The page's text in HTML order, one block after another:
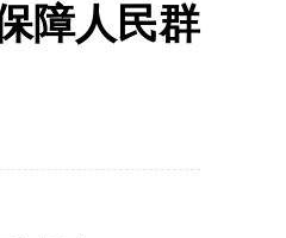
障人民群